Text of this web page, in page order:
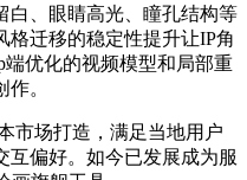
、眼睛高光、瞳孔结构等
格迁移的稳定性提升让IP角
优化的视频模型和局部重
。
市场打造，满足当地用户
互偏好。如今已发展成为服